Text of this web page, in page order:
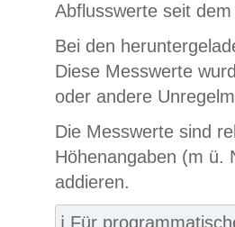
Abflusswerte seit
Bei den
Diese Messwerte
oder andere
Die Messwerte sind
Höhenangaben (m ü.
addieren.
ℹ️ Für